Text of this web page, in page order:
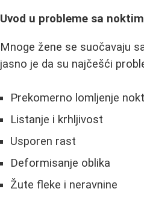
Uvod u probleme sa
Mnoge žene se suočavaju
jasno je da su najčešći
Prekomerno lomljenje
Listanje i krhljivost
Usporen rast
Deformisanje oblika
Žute fleke i neravnine